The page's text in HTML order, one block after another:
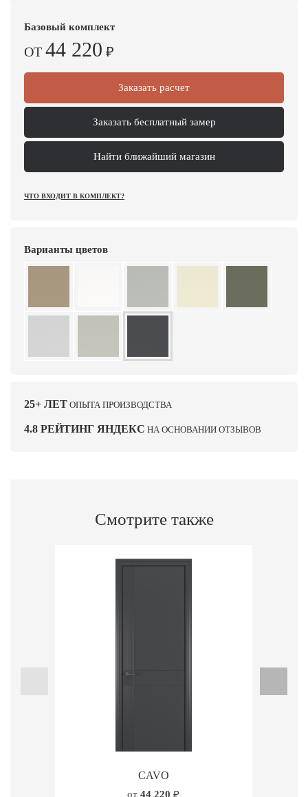
Базовый комплект
ОТ 44 220 ₽
Заказать расчет
Заказать бесплатный замер
Найти ближайший магазин
ЧТО ВХОДИТ В КОМПЛЕКТ?
Варианты цветов
25+ ЛЕТ ОПЫТА ПРОИЗВОДСТВА
4.8 РЕЙТИНГ ЯНДЕКС НА ОСНОВАНИИ ОТЗЫВОВ
Смотрите также
CAVO
от44 220 ₽